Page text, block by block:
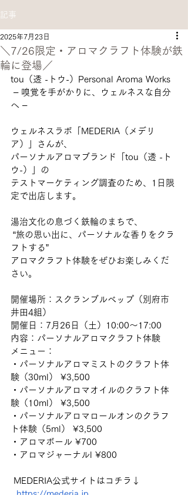
記事
＼7/26限定・アロマクラフト体験が鉄
輪に登場／
2025年7月23日
tou（透 -トウ-）Personal Aroma Works
– 嗅覚を手がかりに、ウェルネスな自分
へ –
ウェルネスラボ「MEDERIA（メデリ
ア）」さんが、
パーソナルアロマブランド「tou（透 -ト
ウ-）」の
テストマーケティング調査のため、1日限
定で出店します。
湯治文化の息づく鉄輪のまちで、
“旅の思い出に、パーソナルな香りをクラ
フトする”
アロマクラフト体験をぜひお楽しみくだ
さい。
開催場所：スクランブルベップ（別府市
井田4組）
開催日：7月26日（土）10:00～17:00
内容：パーソナルアロマクラフト体験
メニュー：
・パーソナルアロマミストのクラフト体
験（30ml） ¥3,500
・パーソナルアロマオイルのクラフト体
験（10ml） ¥3,500
・パーソナルアロマロールオンのクラフ
ト体験（5ml） ¥3,500
・アロマボール ¥700
・アロマジャーナルl ¥800
MEDERIA公式サイトはコチラ↓